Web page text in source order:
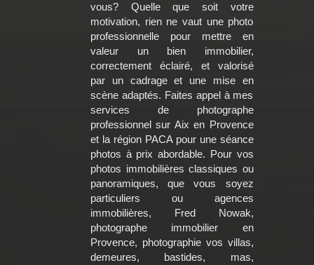
vous? Quelle que soit votre
motivation, rien ne vaut une photo
professionnelle pour mettre en
valeur un bien immobilier,
correctement éclairé, et valorisé
par un cadrage et une mise en
scène adaptés. Faites appel à mes
services de photographe
professionnel sur Aix en Provence
et la région PACA pour une séance
photos à prix abordable. Pour vos
photos immobilières classiques ou
panoramiques, que vous soyez
particuliers ou agences
immobilières, Fred Nowak,
photographe immobilier en
Provence, photographie vos villas,
demeures, bastides, mas,